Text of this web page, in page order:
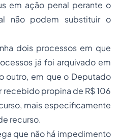
em ação penal perante o
não podem substituir o
dois processos em que
já foi arquivado em
outro, em que o Deputado
propina de R$ 106
mais especificamente
recurso.
que não há impedimento